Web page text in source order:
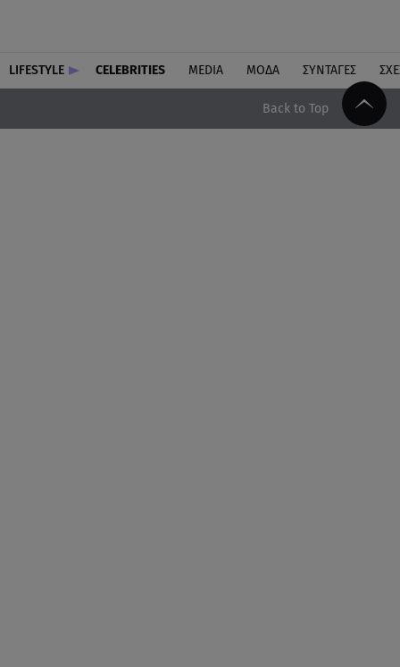
LIFESTYLE CELEBRITIES MEDIA ΜΟΔΑ ΣΥΝΤΑΓΕΣ
Back to Top